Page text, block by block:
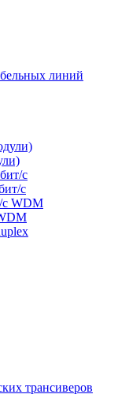
линий
c
c
с WDM
трансиверов